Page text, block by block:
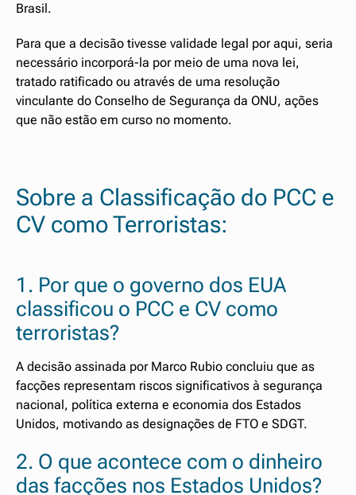
Brasil.
Para que a decisão tivesse validade legal por aqui, seria
necessário incorporá-la por meio de uma nova lei,
tratado ratificado ou através de uma resolução
vinculante do Conselho de Segurança da ONU, ações
que não estão em curso no momento.
Sobre a Classificação do PCC e
CV como Terroristas:
1. Por que o governo dos EUA
classificou o PCC e CV como
terroristas?
A decisão assinada por Marco Rubio concluiu que as
facções representam riscos significativos à segurança
nacional, política externa e economia dos Estados
Unidos, motivando as designações de FTO e SDGT.
2. O que acontece com o dinheiro
das facções nos Estados Unidos?